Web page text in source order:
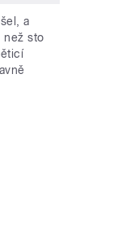
a
než sto